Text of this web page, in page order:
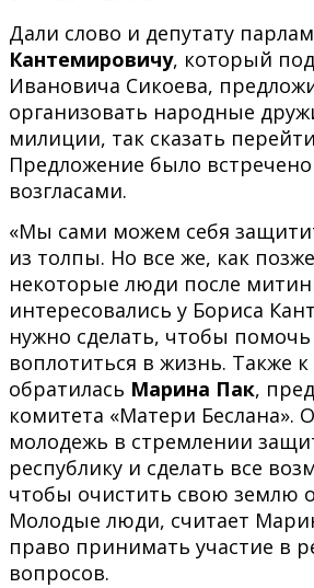
Дали слово и депутату
Кантемировичу, который
Ивановича Сикоева,
организовать народные
милиции, так сказать
Предложение было
возгласами.
«Мы сами можем себя
из толпы. Но все же, как
некоторые люди после
интересовались у Бориса
нужно сделать, чтобы помочь
воплотиться в жизнь. Также
обратилась Марина Пак,
комитета «Матери Беслана».
молодежь в стремлении
республику и сделать все
чтобы очистить свою землю
Молодые люди, считает
право принимать участие в
вопросов.